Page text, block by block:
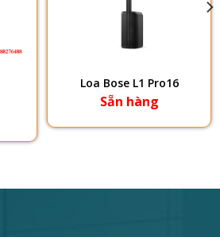
Loa Bose L1 Pro16
Sẵn hàng